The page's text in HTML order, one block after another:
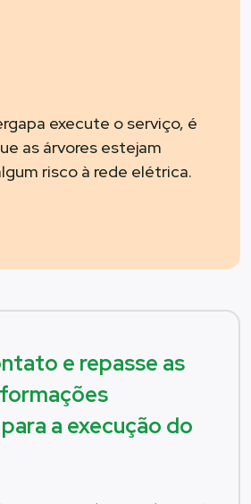
execute o serviço, é
as árvores estejam
risco à rede elétrica.
e repasse as
a execução do